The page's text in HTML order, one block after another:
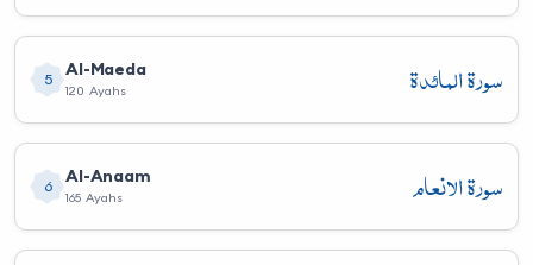
5 Al-Maeda
120 Ayahs سورة المائدة
6 Al-Anaam
165 Ayahs سورة الأنعام